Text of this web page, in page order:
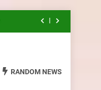
RANDOM NEWS